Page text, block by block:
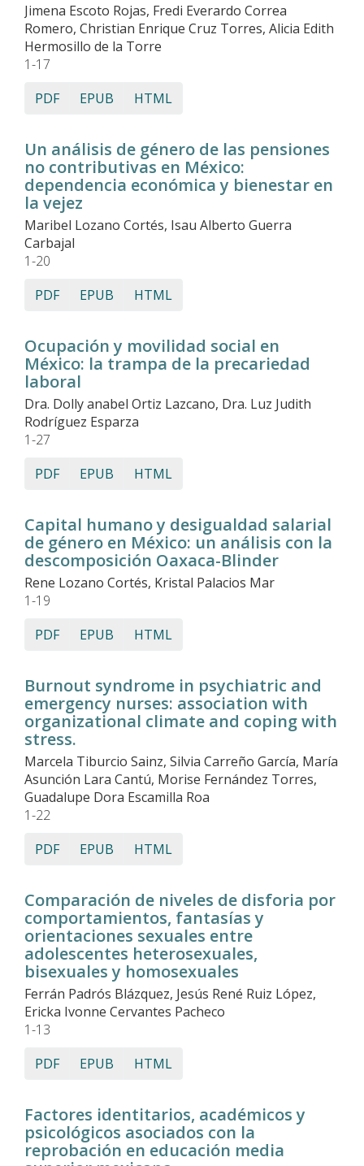
Jimena Escoto Rojas, Fredi Everardo Correa
Romero, Christian Enrique Cruz Torres, Alicia Edith
Hermosillo de la Torre
1-17
PDF
EPUB HTML
Un análisis de género de las pensiones
no contributivas en México:
dependencia económica y bienestar en
la vejez
Maribel Lozano Cortés, Isau Alberto Guerra
Carbajal
1-20
PDF
EPUB HTML
Ocupación y movilidad social en
México: la trampa de la precariedad
laboral
Dra. Dolly anabel Ortiz Lazcano, Dra. Luz Judith
Rodríguez Esparza
1-27
PDF
EPUB HTML
Capital humano y desigualdad salarial
de género en México: un análisis con la
descomposición Oaxaca-Blinder
Rene Lozano Cortés, Kristal Palacios Mar
1-19
PDF
EPUB HTML
Burnout syndrome in psychiatric and
emergency nurses: association with
organizational climate and coping with
stress.
Marcela Tiburcio Sainz, Silvia Carreño García, María
Asunción Lara Cantú, Morise Fernández Torres,
Guadalupe Dora Escamilla Roa
1-22
PDF
EPUB HTML
Comparación de niveles de disforia por
comportamientos, fantasías y
orientaciones sexuales entre
adolescentes heterosexuales,
bisexuales y homosexuales
Ferrán Padrós Blázquez, Jesús René Ruiz López,
Ericka Ivonne Cervantes Pacheco
1-13
PDF
EPUB HTML
Factores identitarios, académicos y
psicológicos asociados con la
reprobación en educación media